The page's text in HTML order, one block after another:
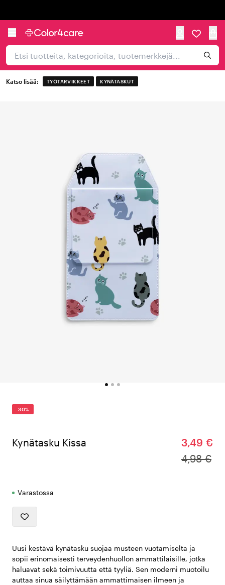
Katso lisää: TYÖTARVIKKEET KYNÄTASKUT
-30%
Kynätasku Kissa
3,49 €
4,98 €
Varastossa
Uusi kestävä kynätasku suojaa musteen vuotamiselta ja
sopii erinomaisesti terveydenhuollon ammattilaisille, jotka
haluavat sekä toimivuutta että tyyliä. Sen moderni muotoilu
auttaa sinua säilyttämään ammattimaisen ilmeen ja